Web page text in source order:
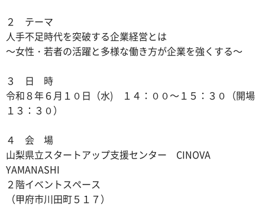
２ テーマ
人手不足時代を突破する企業経営とは
～女性・若者の活躍と多様な働き方が企業を強くする～
３ 日 時
令和８年６月１０日（水) １４：００～１５：３０（開場
１３：３０）
４ 会 場
山梨県立スタートアップ支援センター CINOVA
YAMANASHI
２階イベントスペース
（甲府市川田町５１７）